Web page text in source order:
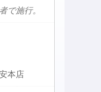
で施行。
本店